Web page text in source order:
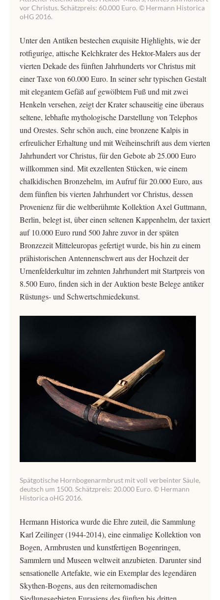
vor Christus. Schätzpreis: 60.000 Euro. © Hermann Historica
oHG 2016.
Unter den Antiken bestechen exquisite Highlights, wie der
rotfigurige, attische Kelchkrater des Hektor-Malers aus der
vierten Dekade des fünften Jahrhunderts vor Christus mit
einer Taxe von 60.000 Euro. In seiner sehr typischen Gestalt
mit elegantem Gefäß auf gewölbtem Fuß und mit zwei
Henkeln versehen, zeigt der Krater schauseitig eine überaus
seltene, lebhafte mythologische Darstellung von Telephos
und Orestes. Sehr schön auch, eine bronzene Kalpis in
erfreulicher Erhaltung und mit Weiheinschrift aus dem vierten
Jahrhundert vor Christus, für den Gebote ab 25.000 Euro
willkommen sind. Mit exzellenten Stücken, wie einem
chalkidischen Bronzehelm, im Aufruf für 20.000 Euro, aus
dem fünften bis vierten Jahrhundert vor Christus, dessen
Provenienz für die weltberühmte Kollektion Axel Guttmann,
Berlin, belegt ist, über einen seltenen Kappenhelm, der taxiert
auf 10.000 Euro rund 500 Jahre zuvor in der späten
Bronzezeit Mitteleuropas gefertigt wurde, bis hin zu einem
prähistorischen Antennenschwert aus der Hochzeit der
Urnenfelderkultur im zehnten Jahrhundert mit Startpreis von
8.500 Euro, finden sich in der Auktion beste Belege antiker
Rüstungs- und Schwertschmiedekunst.
Spätgotische Hornbogenarmbrust mit voll verbeinter Säule,
deutsch um 1500. Schätzpreis: 20.000 Euro. © Hermann
Historica oHG 2016.
Hermann Historica wurde die Ehre zuteil, die Sammlung
Karl Zeilinger (1944-2014), eine einmalige Kollektion von
Bogen, Armbrusten und kunstfertigen Bogenringen,
Sammlern und Museen weltweit anzubieten. Darunter sind
sensationelle Artefakte, wie ein Exemplar des legendären
Skythen-Bogens, aus den reiternomadischen